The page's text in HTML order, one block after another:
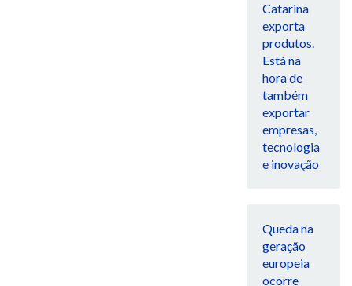
Catarina
exporta
produtos.
Está na
hora de
também
exportar
empresas,
tecnologia
e inovação
Queda na
geração
europeia
ocorre